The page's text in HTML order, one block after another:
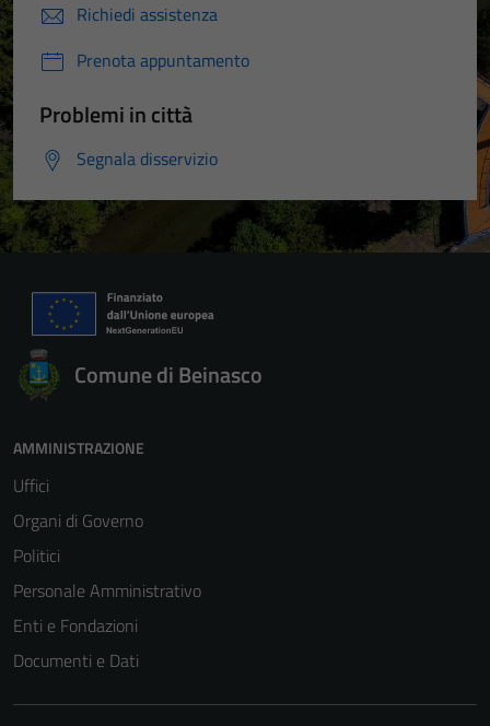
Richiedi assistenza
Prenota appuntamento
Problemi in città
Segnala disservizio
Comune di Beinasco
AMMINISTRAZIONE
Uffici
Organi di Governo
Politici
Personale Amministrativo
Enti e Fondazioni
Documenti e Dati